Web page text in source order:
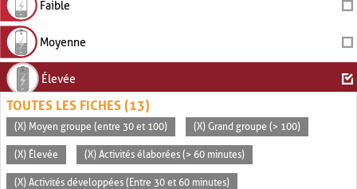
Faible
Moyenne
Élevée
TOUTES LES FICHES (13)
(X) Moyen groupe (entre 30 et 100) (X) Grand groupe (> 100)
(X) Élevée (X) Activités élaborées (> 60 minutes)
(X) Activités développées (Entre 30 et 60 minutes)